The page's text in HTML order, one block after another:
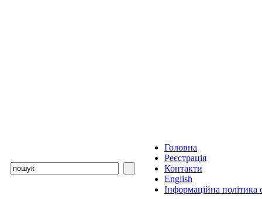
Головна
Реєстрація
Контакти
English
Інформаційна політика